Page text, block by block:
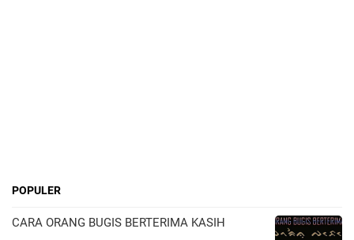
POPULER
CARA ORANG BUGIS BERTERIMA KASIH